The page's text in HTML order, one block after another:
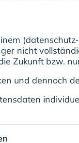
nicht
Zukunft bzw.
und dennoch